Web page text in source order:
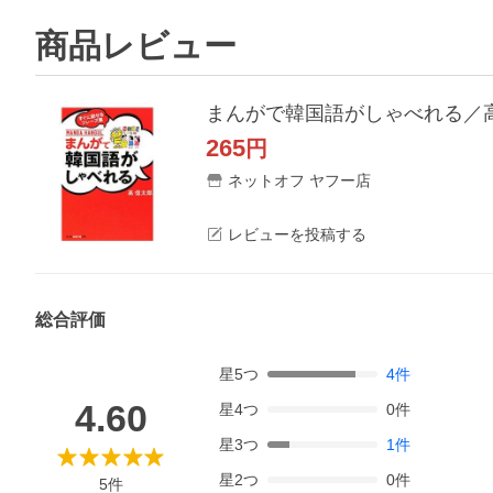
商品レビュー
まんがで韓国語がしゃべれる／
265円
ネットオフ ヤフー店
レビューを投稿する
総合評価
4.60
5件
星5つ 4件
星4つ 0件
星3つ 1件
星2つ 0件